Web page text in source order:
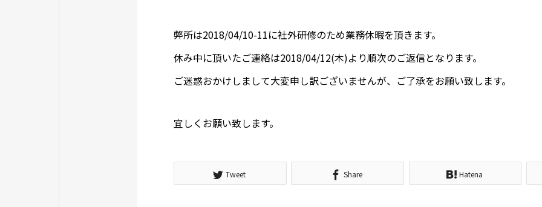
弊所は2018/04/10-11に社外研修のため業務休暇を頂きます。
休み中に頂いたご連絡は2018/04/12(木)より順次のご返信となります。
ご迷惑おかけしまして大変申し訳ございませんが、ご了承をお願い致します。
宜しくお願い致します。
Tweet Share Hatena